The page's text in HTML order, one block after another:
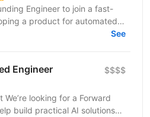
Engineer to join a fast-
a product for automated
outreach. The...
See
Engineer $$$$
We’re looking for a Forward
build practical AI solutions